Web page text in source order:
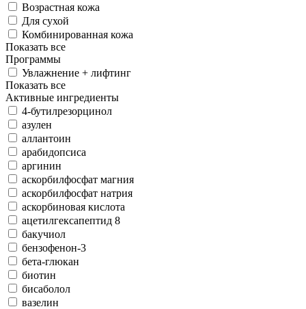
Возрастная кожа
Для сухой
Комбинированная кожа
Показать все
Программы
Увлажнение + лифтинг
Показать все
Активные ингредиенты
4-бутилрезорцинол
азулен
аллантоин
арабидопсиса
аргинин
аскорбилфосфат магния
аскорбилфосфат натрия
аскорбиновая кислота
ацетилгексапептид 8
бакучиол
бензофeнон-3
бета-глюкан
биотин
бисаболол
вазелин